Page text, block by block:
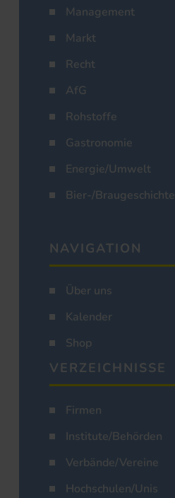
Management
Markt
Recht
AfG
Rohstoffe
Gastronomie
Energie/Umwelt
Bier-/Braugeschichte
NAVIGATION
Über uns
Kalender
Shop
VERZEICHNISSE
Firmen
Institute/Behörden
Verbände/Vereine
Hochschulen/Unis